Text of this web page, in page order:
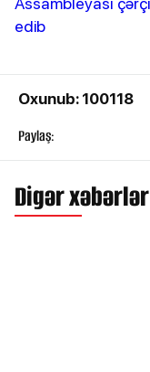
Oxunub: 100118
Paylaş:
Digər xəbərlər